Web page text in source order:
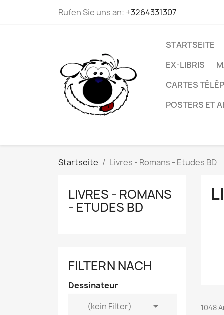
Rufen Sie uns an: +3264331307
STARTSEITE
EX-LIBRIS
CARTES
POSTERS ET
Startseite Livres - Romans - Etudes BD
LIVRES - ROMANS
- ETUDES BD
FILTERN NACH
Dessinateur
(kein Filter)
 1048